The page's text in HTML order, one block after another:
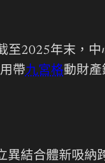
至2025年末，
帶九宮格動財
異結合體新吸納